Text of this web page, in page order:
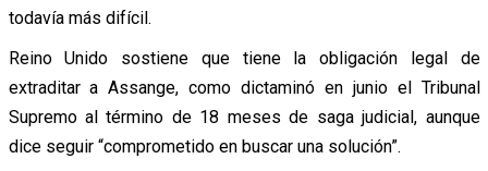
todavía más difícil.
Reino Unido sostiene que tiene la obligación legal de
extraditar a Assange, como dictaminó en junio el Tribunal
Supremo al término de 18 meses de saga judicial, aunque
dice seguir “comprometido en buscar una solución”.